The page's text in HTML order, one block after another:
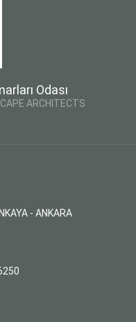
Odası
ARCHITECTS
- ANKARA